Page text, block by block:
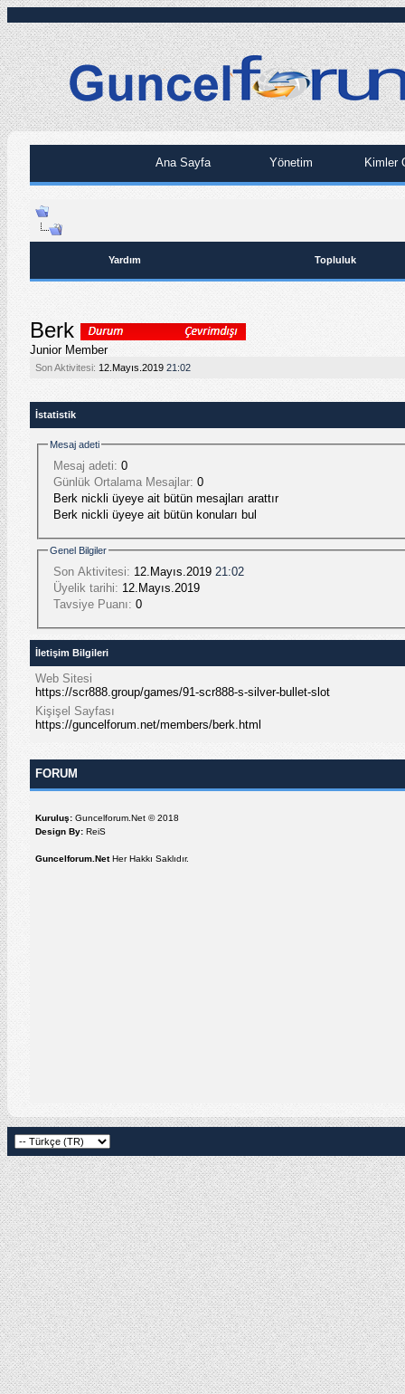
Ana Sayfa Yönetim Kimler
Yardım Topluluk
Berk
Junior Member
Son Aktivitesi: 12.Mayıs.2019 21:02
İstatistik
Mesaj adeti
Mesaj adeti: 0
Günlük Ortalama Mesajlar: 0
Berk nickli üyeye ait bütün mesajları arattır
Berk nickli üyeye ait bütün konuları bul
Genel Bilgiler
Son Aktivitesi: 12.Mayıs.2019 21:02
Üyelik tarihi: 12.Mayıs.2019
Tavsiye Puanı: 0
İletişim Bilgileri
Web Sitesi
https://scr888.group/games/91-scr888-s-silver-bullet-slot
Kişişel Sayfası
https://guncelforum.net/members/berk.html
FORUM
Kuruluş: Guncelforum.Net © 2018
Design By: ReiS
Guncelforum.NetHer Hakkı Saklıdır.